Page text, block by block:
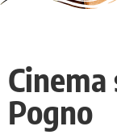
Pogno